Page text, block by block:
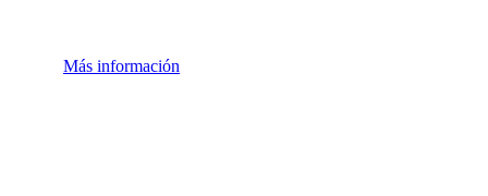
Más información